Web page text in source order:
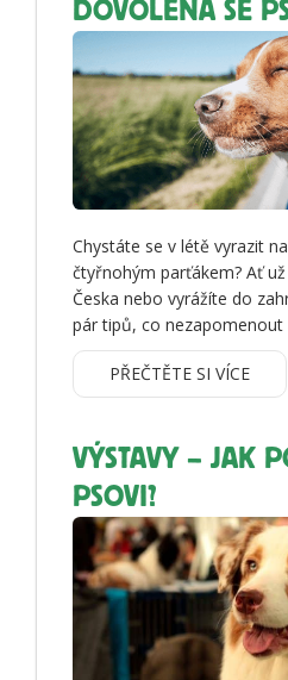
DOVOLENÁ SE
Chystáte se v létě vyrazit
čtyřnohým parťákem? Ať
Česka nebo vyrážíte do
pár tipů, co nezapomenout
PŘEČTĚTE SI VÍCE
VÝSTAVY – JAK
PSOVI?